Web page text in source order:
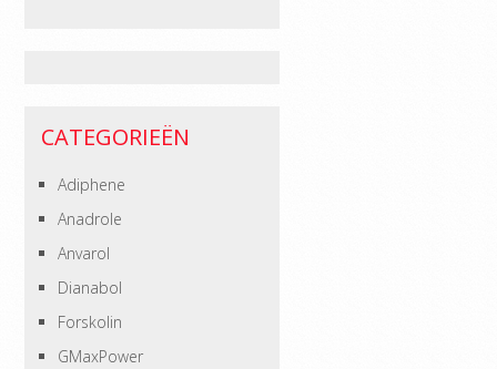
CATEGORIEËN
Adiphene
Anadrole
Anvarol
Dianabol
Forskolin
GMaxPower